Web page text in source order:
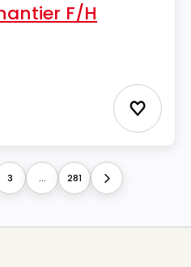
F/H
Ajouter
3 ... 281 Next